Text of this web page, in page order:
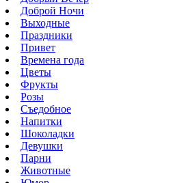
Доброй Ночи
Выходные
Праздники
Привет
Времена года
Цветы
Фрукты
Розы
Съедобное
Напитки
Шоколадки
Девушки
Парни
Животные